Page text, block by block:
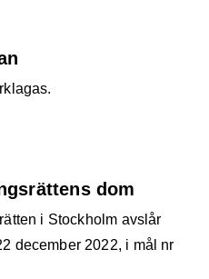
dom
i Stockholm avslår
december 2022, i mål nr